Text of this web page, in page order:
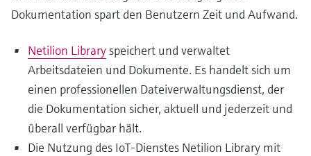
Dokumentation spart den Benutzern Zeit und Aufwand.
Netilion Libraryspeichert und verwaltet
Arbeitsdateien und Dokumente. Es handelt sich um
einen professionellen Dateiverwaltungsdienst, der
die Dokumentation sicher, aktuell und jederzeit und
überall verfügbar hält.
Die Nutzung des IoT-Dienstes Netilion Library mit